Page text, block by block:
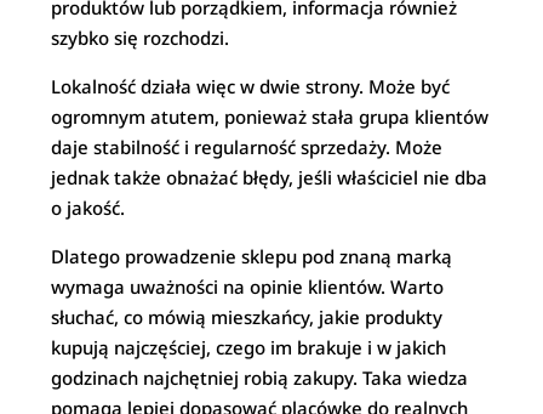
produktów lub porządkiem, informacja również
szybko się rozchodzi.
Lokalność działa więc w dwie strony. Może być
ogromnym atutem, ponieważ stała grupa klientów
daje stabilność i regularność sprzedaży. Może
jednak także obnażać błędy, jeśli właściciel nie dba
o jakość.
Dlatego prowadzenie sklepu pod znaną marką
wymaga uważności na opinie klientów. Warto
słuchać, co mówią mieszkańcy, jakie produkty
kupują najczęściej, czego im brakuje i w jakich
godzinach najchętniej robią zakupy. Taka wiedza
pomaga lepiej dopasować placówkę do realnych